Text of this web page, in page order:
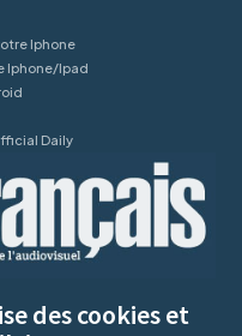
Iphone
Iphone/Ipad
Daily
des cookies et